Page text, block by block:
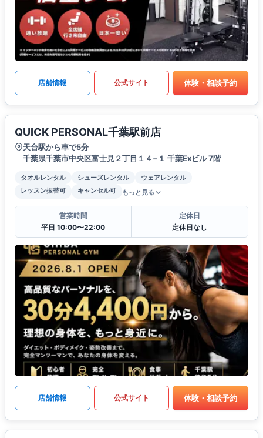
店舗情報 公式サイト 体験・相談予約
QUICK PERSONAL千葉駅前店
天台駅から車で5分
千葉県千葉市中央区富士見２丁目１４−１ 千葉Exビル 7階
タオルレンタル シューズレンタル
ウェアレンタル
レッスン振替可
キャンセル可 もっと見る
営業時間
平日 10:00〜22:00
定休日
定休日なし
店舗情報 公式サイト 体験・相談予約